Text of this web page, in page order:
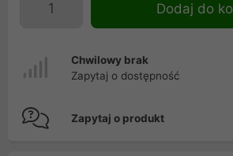
Dodaj do
Chwilowy brak
Zapytaj o dostępność
Zapytaj o produkt